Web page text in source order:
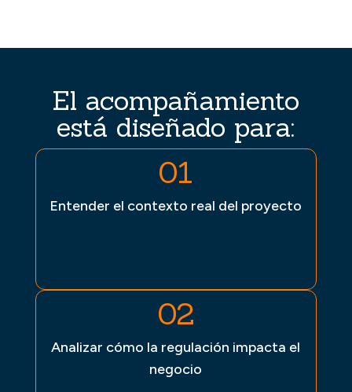
El acompañamiento
está diseñado para:
01
Entender el contexto real del proyecto
02
Analizar cómo la regulación impacta el
negocio